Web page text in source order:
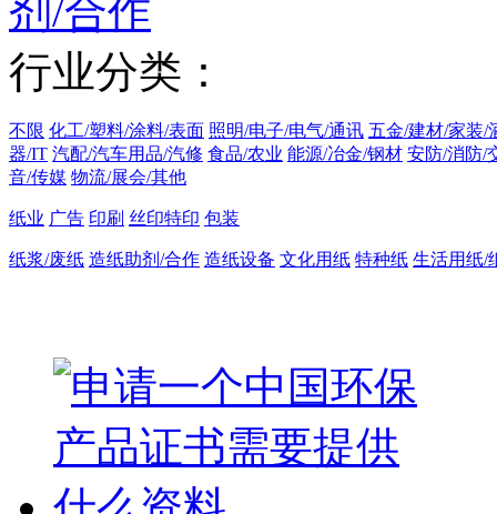
剂/合作
行业分类：
不限 化工/塑料/涂料/表面 照明/电子/电气/通讯 五金/建材/家装/
器/IT 汽配/汽车用品/汽修 食品/农业 能源/冶金/钢材 安防/消防/
音/传媒 物流/展会/其他
纸业 广告 印刷 丝印特印 包装
纸浆/废纸 造纸助剂/合作 造纸设备 文化用纸 特种纸 生活用纸/